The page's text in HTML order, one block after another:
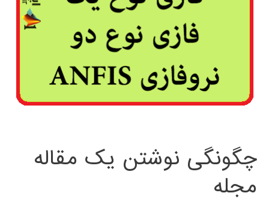
چگونگی نوشتن یک مقاله
مجله